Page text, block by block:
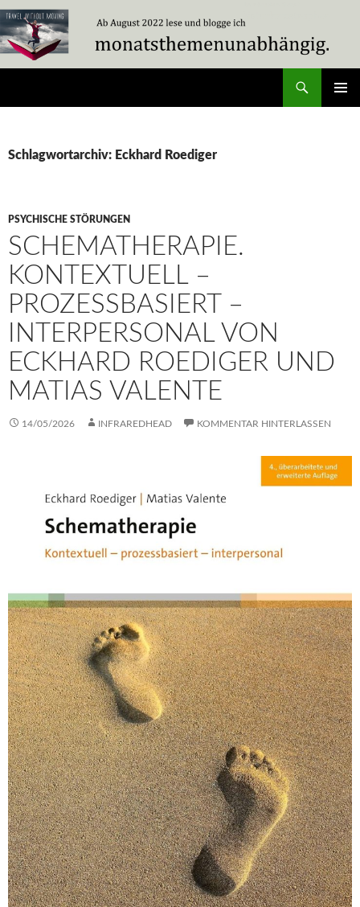
Zum
Inhalt
springen
Schlagwortarchiv: Eckhard Roediger
PSYCHISCHE STÖRUNGEN
SCHEMATHERAPIE.
KONTEXTUELL –
PROZESSBASIERT –
INTERPERSONAL VON
ECKHARD ROEDIGER UND
MATIAS VALENTE
14/05/2026 INFRAREDHEAD KOMMENTAR HINTERLASSEN